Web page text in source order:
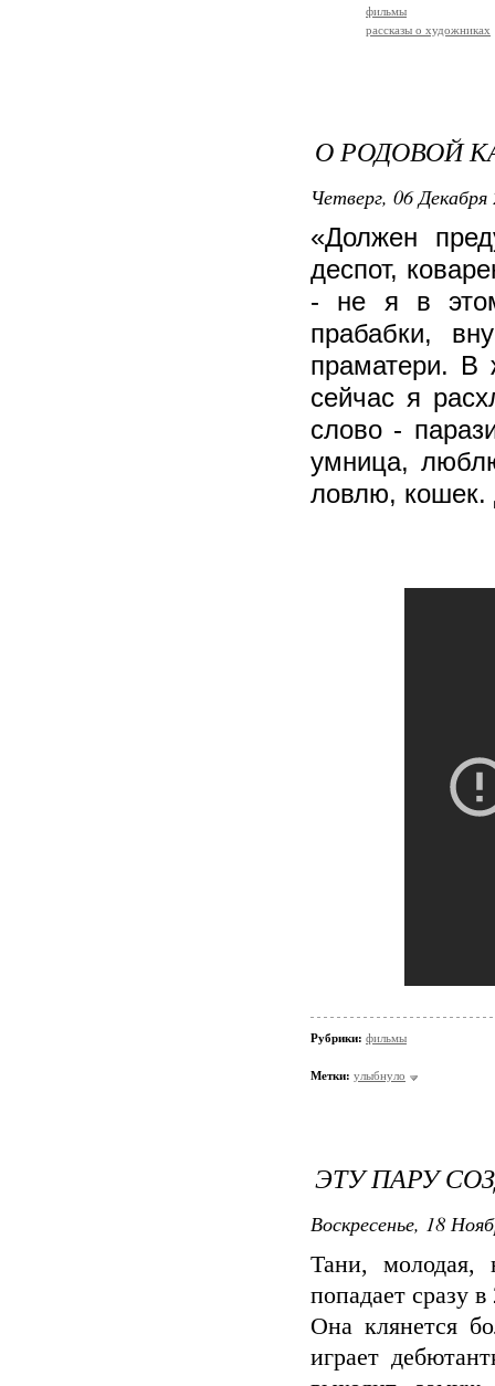
фильмы
рассказы о художниках
О РОДОВОЙ
Четверг, 06
«Должен
деспот,
- не я в
прабабки,
праматери. В
сейчас я
слово -
умница,
ловлю,
Рубрики: фильмы
Метки: улыбнуло
ЭТУ ПАРУ
Воскресенье, 18
Тани, молодая,
попадает сразу
Она клянется
играет